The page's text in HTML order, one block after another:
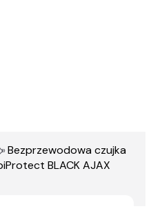
»Bezprzewodowa czujka
BLACK AJAX